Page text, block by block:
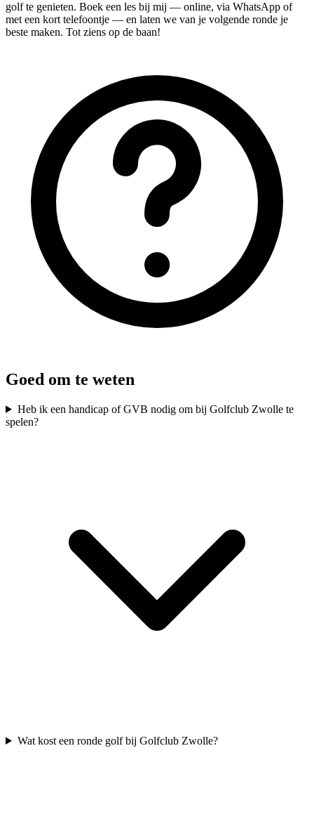
golf te genieten. Boek een les bij mij — online, via WhatsApp of
met een kort telefoontje — en laten we van je volgende ronde je
beste maken. Tot ziens op de baan!
Goed om te weten
Heb ik een handicap of GVB nodig om bij Golfclub Zwolle te
spelen?
Wat kost een ronde golf bij Golfclub Zwolle?